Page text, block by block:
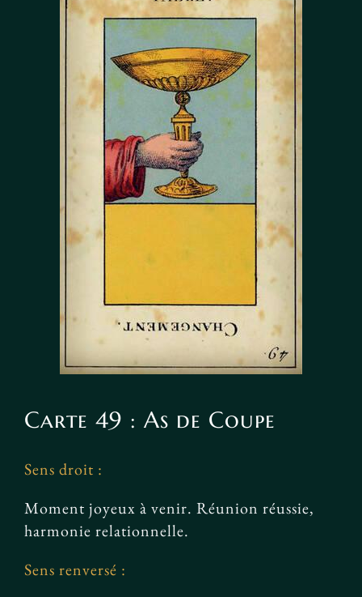
Carte 49 : As de Coupe
Sens droit :
Moment joyeux à venir. Réunion réussie,
harmonie relationnelle.
Sens renversé :